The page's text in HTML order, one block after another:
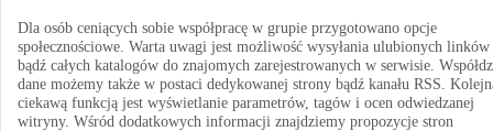
Dla osób ceniących sobie współpracę w grupie przygotowano opcje
społecznościowe. Warta uwagi jest możliwość wysyłania ulubionych linków
bądź całych katalogów do znajomych zarejestrowanych w serwisie.
dane możemy także w postaci dedykowanej strony bądź kanału RSS.
ciekawą funkcją jest wyświetlanie parametrów, tagów i ocen odwiedzanej
witryny. Wśród dodatkowych informacji znajdziemy propozycje stron